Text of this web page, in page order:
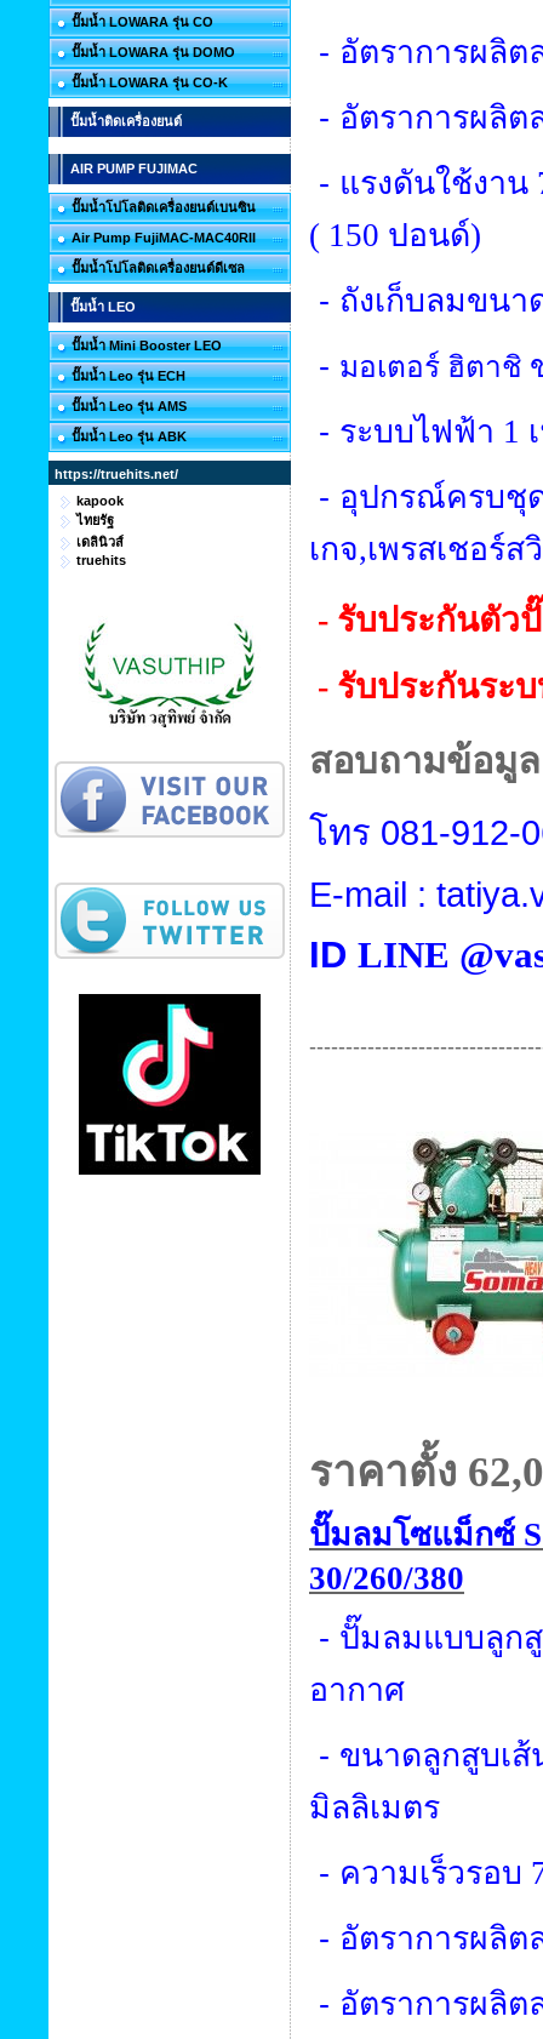
ปั๊มน้ำ LOWARA รุ่น CO
ปั๊มน้ำ LOWARA รุ่น DOMO
ปั๊มน้ำ LOWARA รุ่น CO-K
ปั๊มน้ำติดเครื่องยนต์
AIR PUMP FUJIMAC
ปั๊มน้ำโปโลติดเครื่องยนต์เบนซิน
Air Pump FujiMAC-MAC40RII
ปั๊มน้ำโปโลติดเครื่องยนต์ดีเซล
ปั๊มน้ำ LEO
ปั๊มน้ำ Mini Booster LEO
ปั๊มน้ำ Leo รุ่น ECH
ปั๊มน้ำ Leo รุ่น AMS
ปั๊มน้ำ Leo รุ่น ABK
https://truehits.net/
kapook
ไทยรัฐ
เดลินิวส์
truehits
- อัตราการผลิ
- อัตราการผลิ
- แรงดันใช้งาน
( 150 ปอนด์)
- ถังเก็บลมขน
- มอเตอร์ ฮิตาชิ
- ระบบไฟฟ้า 1
- อุปกรณ์ครบชุ
เกจ,เพรสเชอร์ส
- รับประกันตัว
- รับประกันระ
สอบถามข้อมูล
โทร 081-912-
E-mail :
ID LINE
ราคาตั้ง 62,
ปั๊มลมโซแม็กซ์
30/260/380
- ปั๊มลมแบบลูก
อากาศ
- ขนาดลูกสูบเ
มิลลิเมตร
- ความเร็วรอบ
- อัตราการผลิ
- อัตราการผลิ